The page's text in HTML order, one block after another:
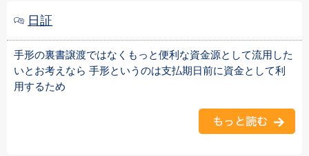
日証
手形の裏書譲渡ではなくもっと便利な資金源として流用した
いとお考えなら 手形というのは支払期日前に資金として利
用するため